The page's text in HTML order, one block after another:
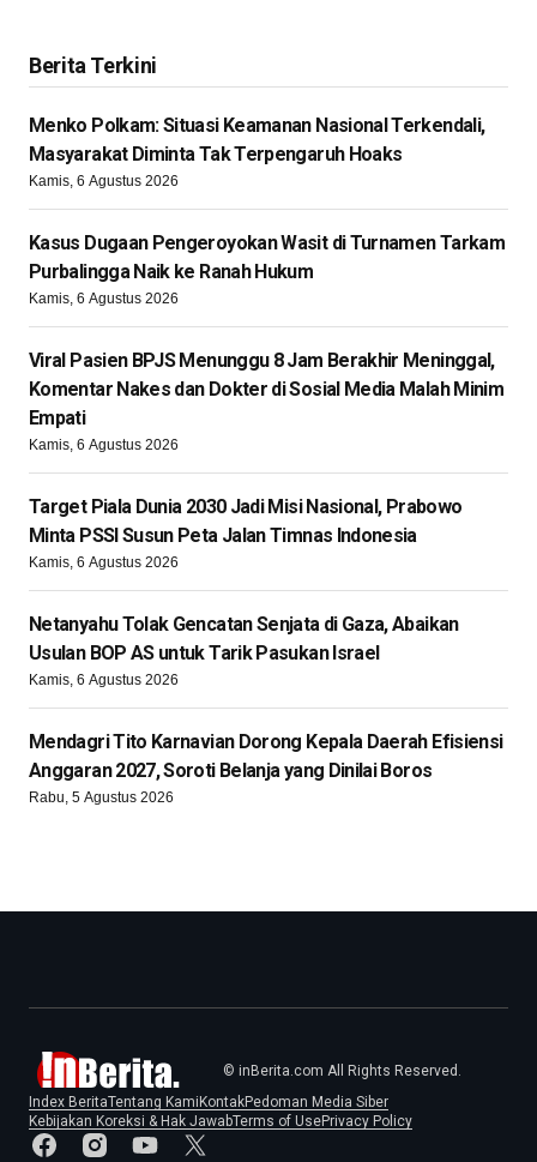
Berita Terkini
Menko Polkam: Situasi Keamanan Nasional Terkendali,
Masyarakat Diminta Tak Terpengaruh Hoaks
Kamis, 6 Agustus 2026
Kasus Dugaan Pengeroyokan Wasit di Turnamen Tarkam
Purbalingga Naik ke Ranah Hukum
Kamis, 6 Agustus 2026
Viral Pasien BPJS Menunggu 8 Jam Berakhir Meninggal,
Komentar Nakes dan Dokter di Sosial Media Malah Minim
Empati
Kamis, 6 Agustus 2026
Target Piala Dunia 2030 Jadi Misi Nasional, Prabowo
Minta PSSI Susun Peta Jalan Timnas Indonesia
Kamis, 6 Agustus 2026
Netanyahu Tolak Gencatan Senjata di Gaza, Abaikan
Usulan BOP AS untuk Tarik Pasukan Israel
Kamis, 6 Agustus 2026
Mendagri Tito Karnavian Dorong Kepala Daerah Efisiensi
Anggaran 2027, Soroti Belanja yang Dinilai Boros
Rabu, 5 Agustus 2026
© inBerita.com All Rights Reserved.
Index BeritaTentang Kami KontakPedoman Media Siber
Kebijakan Koreksi & Hak JawabTerms of UsePrivacy Policy